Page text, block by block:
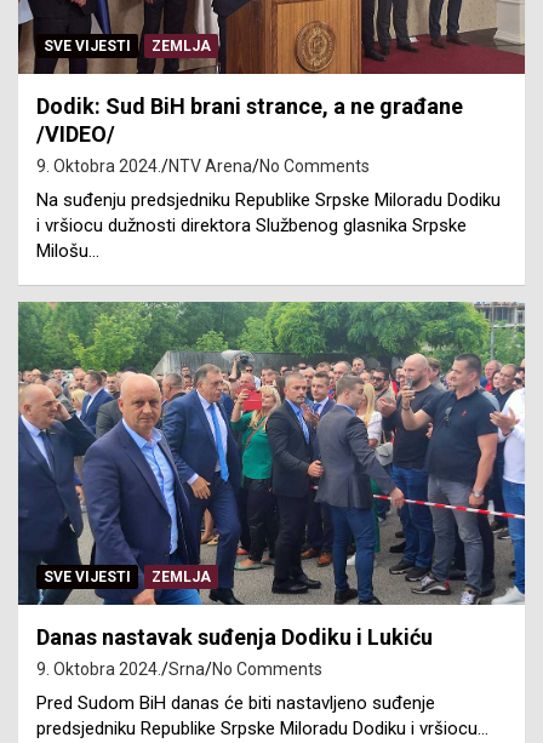
SVE VIJESTI ZEMLJA
Dodik: Sud BiH brani strance, a ne građane
/VIDEO/
9. Oktobra 2024. NTV Arena No Comments
Na suđenju predsjedniku Republike Srpske Miloradu Dodiku
i vršiocu dužnosti direktora Službenog glasnika Srpske
Milošu…
SVE VIJESTI ZEMLJA
Danas nastavak suđenja Dodiku i Lukiću
9. Oktobra 2024. Srna No Comments
Pred Sudom BiH danas će biti nastavljeno suđenje
predsjedniku Republike Srpske Miloradu Dodiku i vršiocu…